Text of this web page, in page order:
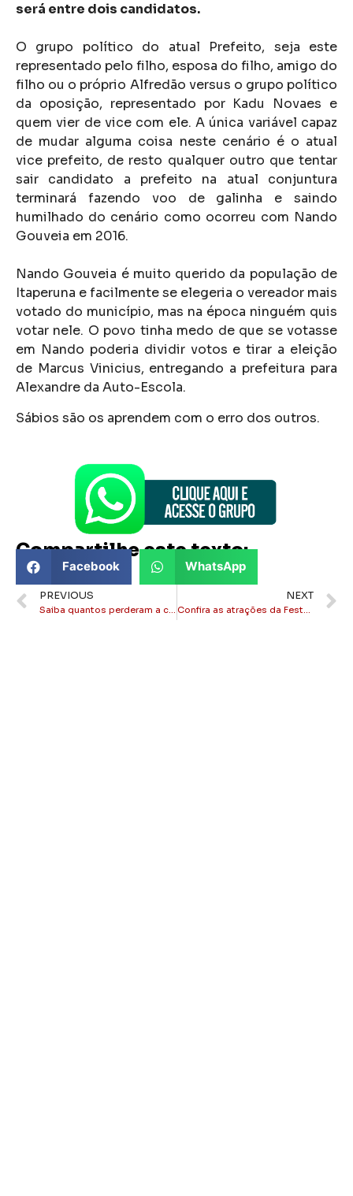
será entre dois candidatos.
O grupo político do atual Prefeito, seja este
representado pelo filho, esposa do filho, amigo do
filho ou o próprio Alfredão versus o grupo político
da oposição, representado por Kadu Novaes e
quem vier de vice com ele. A única variável capaz
de mudar alguma coisa neste cenário é o atual
vice prefeito, de resto qualquer outro que tentar
sair candidato a prefeito na atual conjuntura
terminará fazendo voo de galinha e saindo
humilhado do cenário como ocorreu com Nando
Gouveia em 2016.
Nando Gouveia é muito querido da população de
Itaperuna e facilmente se elegeria o vereador mais
votado do município, mas na época ninguém quis
votar nele. O povo tinha medo de que se votasse
em Nando poderia dividir votos e tirar a eleição
de Marcus Vinicius, entregando a prefeitura para
Alexandre da Auto-Escola.
Sábios são os aprendem com o erro dos outros.
Compartilhe este texto:
Facebook WhatsApp
PREVIOUS NEXT